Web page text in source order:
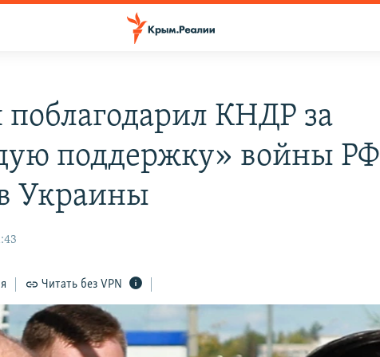
КНДР за
поддержку» войны РФ
Украины
Читать без VPN